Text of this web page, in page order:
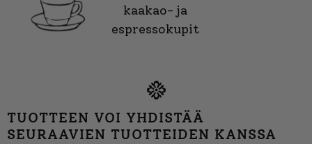
kaakao- ja
espressokupit
TUOTTEEN VOI YHDISTÄÄ
SEURAAVIEN TUOTTEIDEN KANSSA